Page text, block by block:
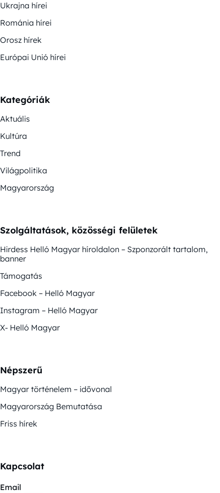
Ukrajna hírei
Románia hírei
Orosz hírek
Európai Unió hírei
Kategóriák
Aktuális
Kultúra
Trend
Világpolitika
Magyarország
Szolgáltatások, közösségi felületek
Hirdess Helló Magyar híroldalon – Szponzorált tartalom,
banner
Támogatás
Facebook – Helló Magyar
Instagram – Helló Magyar
X- Helló Magyar
Népszerű
Magyar történelem – idővonal
Magyarország Bemutatása
Friss hírek
Kapcsolat
Email